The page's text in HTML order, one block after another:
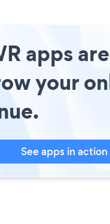
apps
your
See apps in action